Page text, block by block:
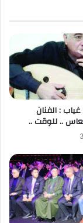
: الفنان
.. للوقت ..